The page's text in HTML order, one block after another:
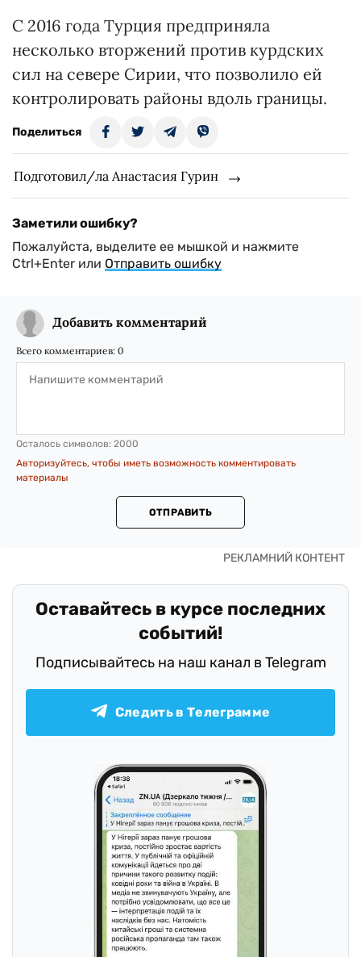
С 2016 года Турция предприняла
несколько вторжений против курдских
сил на севере Сирии, что позволило ей
контролировать районы вдоль границы.
Поделиться
Подготовил/ла Анастасия Гурин
Заметили ошибку?
Пожалуйста, выделите ее мышкой и нажмите
Ctrl+Enter или Отправить ошибку
Добавить комментарий
Всего комментариев: 0
Осталось символов: 2000
Авторизуйтесь, чтобы иметь возможность комментировать
материалы
ОТПРАВИТЬ
Оставайтесь в курсе последних
событий!
Подписывайтесь на наш канал в Telegram
Следить в Телеграмме